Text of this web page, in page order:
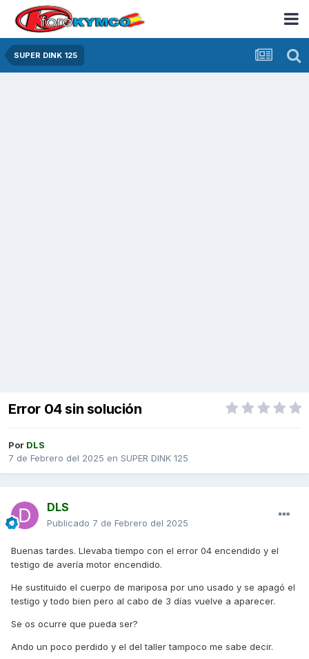
SUPER DINK 125
Error 04 sin solución
Por DLS
7 de Febrero del 2025 en SUPER DINK 125
DLS
Publicado 7 de Febrero del 2025
Buenas tardes. Llevaba tiempo con el error 04 encendido y el
testigo de avería motor encendido.
He sustituido el cuerpo de mariposa por uno usado y se apagó el
testigo y todo bien pero al cabo de 3 días vuelve a aparecer.
Se os ocurre que pueda ser?
Ando un poco perdido y el del taller tampoco me sabe decir.